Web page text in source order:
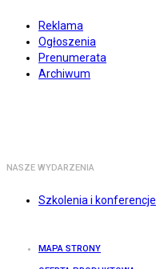
Reklama
Ogłoszenia
Prenumerata
Archiwum
NASZE WYDARZENIA
Szkolenia i konferencje
MAPA STRONY